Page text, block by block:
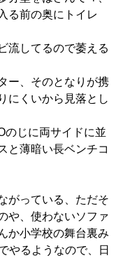
る前の奥にトイレ
流してるので萎える
ー、そのとなりが携
にくいから見落とし
のじに両サイドに並
と薄暗い長ベンチコ
がっている、ただそ
や、使わないソファ
か小学校の舞台裏み
やるようなので、日